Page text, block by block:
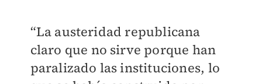
“La austeridad republicana
claro que no sirve porque han
paralizado las instituciones, lo